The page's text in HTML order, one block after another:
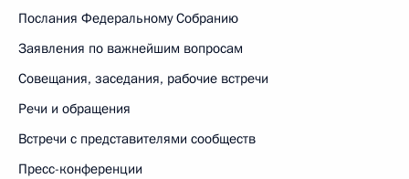
Послания Федеральному Собранию
Заявления по важнейшим вопросам
Совещания, заседания, рабочие встречи
Речи и обращения
Встречи с представителями сообществ
Пресс-конференции